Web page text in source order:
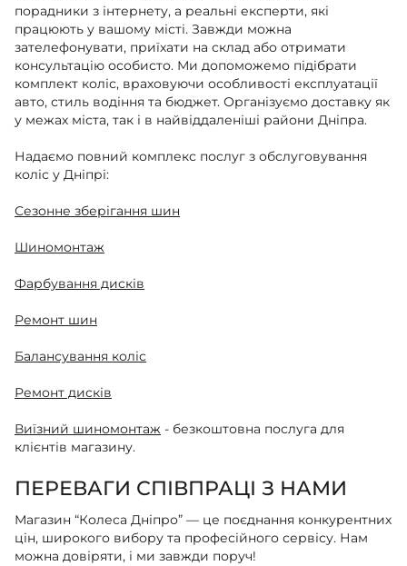
порадники з інтернету, а реальні експерти, які
працюють у вашому місті. Завжди можна
зателефонувати, приїхати на склад або отримати
консультацію особисто. Ми допоможемо підібрати
комплект коліс, враховуючи особливості експлуатації
авто, стиль водіння та бюджет. Організуємо доставку як
у межах міста, так і в найвіддаленіші райони Дніпра.
Надаємо повний комплекс послуг з обслуговування
коліс у Дніпрі:
Сезонне зберігання шин
Шиномонтаж
Фарбування дисків
Ремонт шин
Балансування коліс
Ремонт дисків
Виїзний шиномонтаж - безкоштовна послуга для
клієнтів магазину.
ПЕРЕВАГИ СПІВПРАЦІ З НАМИ
Магазин “Колеса Дніпро” — це поєднання конкурентних
цін, широкого вибору та професійного сервісу. Нам
можна довіряти, і ми завжди поруч!